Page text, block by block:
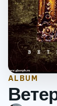
ALBUM